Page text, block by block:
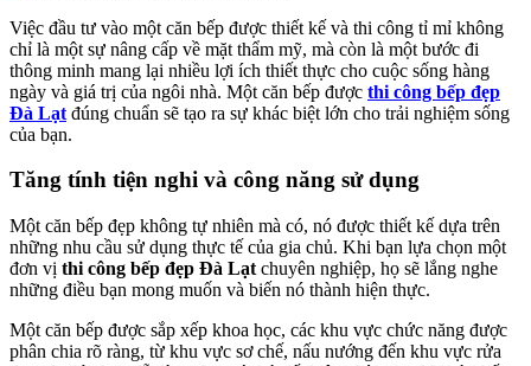
Việc đầu tư vào một căn bếp được thiết kế và thi công tỉ mỉ không
chỉ là một sự nâng cấp về mặt thẩm mỹ, mà còn là một bước đi
thông minh mang lại nhiều lợi ích thiết thực cho cuộc sống hàng
ngày và giá trị của ngôi nhà. Một căn bếp được thi công bếp đẹp
Đà Lạt đúng chuẩn sẽ tạo ra sự khác biệt lớn cho trải nghiệm sống
của bạn.
Tăng tính tiện nghi và công năng sử dụng
Một căn bếp đẹp không tự nhiên mà có, nó được thiết kế dựa trên
những nhu cầu sử dụng thực tế của gia chủ. Khi bạn lựa chọn một
đơn vị thi công bếp đẹp Đà Lạt chuyên nghiệp, họ sẽ lắng nghe
những điều bạn mong muốn và biến nó thành hiện thực.
Một căn bếp được sắp xếp khoa học, các khu vực chức năng được
phân chia rõ ràng, từ khu vực sơ chế, nấu nướng đến khu vực rửa